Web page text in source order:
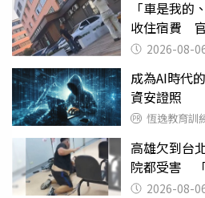
「車是我的
收住宿費
2026-08-
成為AI時代
資安證照
恆逸教育訓
高雄欠到台
院都受害
曝光2026-08-